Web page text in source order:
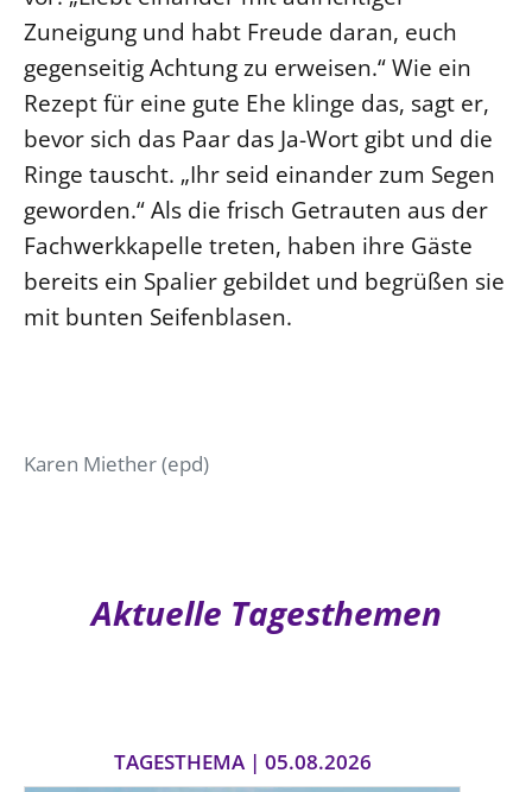
Zuneigung und habt Freude daran, euch
gegenseitig Achtung zu erweisen.“ Wie ein
Rezept für eine gute Ehe klinge das, sagt er,
bevor sich das Paar das Ja-Wort gibt und die
Ringe tauscht. „Ihr seid einander zum Segen
geworden.“ Als die frisch Getrauten aus der
Fachwerkkapelle treten, haben ihre Gäste
bereits ein Spalier gebildet und begrüßen sie
mit bunten Seifenblasen.
Karen Miether (epd)
Aktuelle Tagesthemen
TAGESTHEMA | 05.08.2026